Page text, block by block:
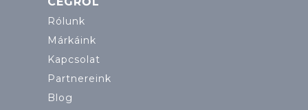
Rólunk
Márkáink
Kapcsolat
Partnereink
Blog